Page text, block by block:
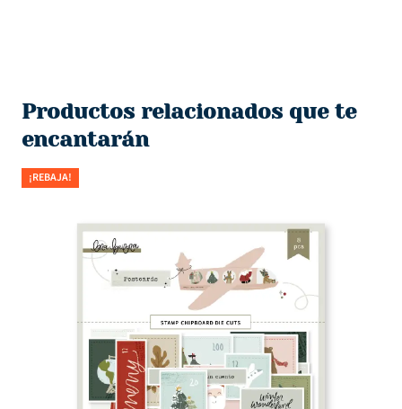
Productos relacionados que te
encantarán
¡REBAJA!